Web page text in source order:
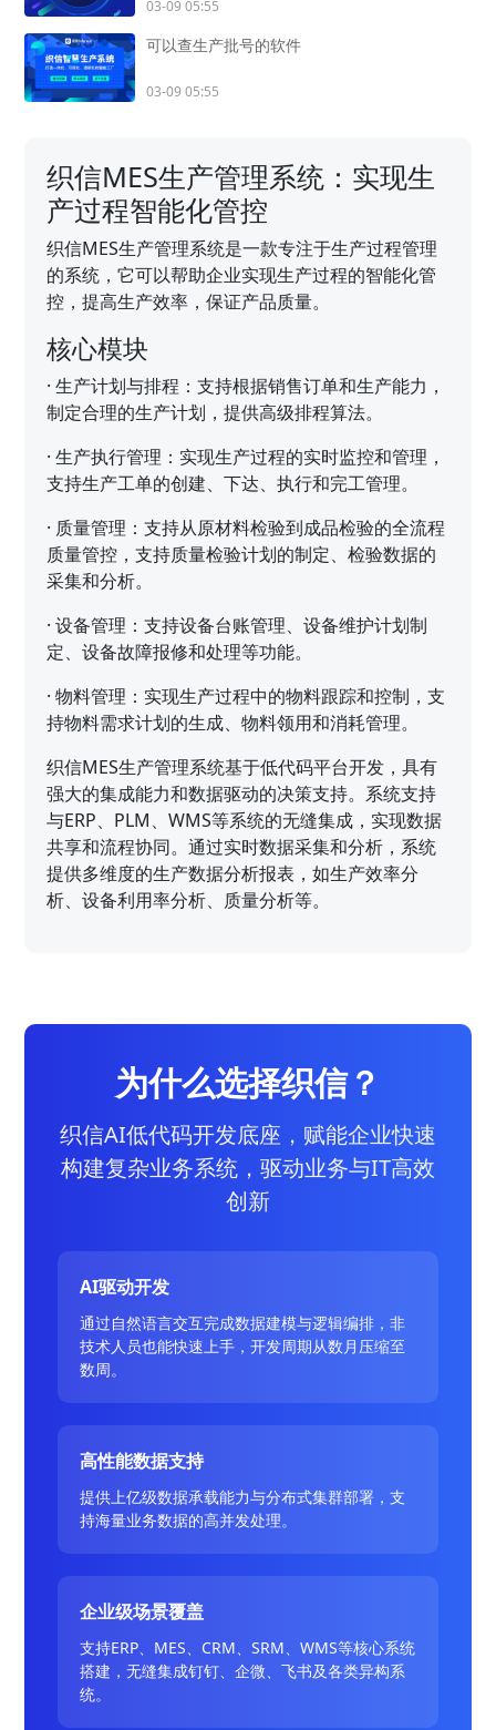
03-09 05:55
可以查生产批号的软件
03-09 05:55
织信MES生产管理系统：实现生
产过程智能化管控
织信MES生产管理系统是一款专注于生产过程管理
的系统，它可以帮助企业实现生产过程的智能化管
控，提高生产效率，保证产品质量。
核心模块
·生产计划与排程：支持根据销售订单和生产能力，
制定合理的生产计划，提供高级排程算法。
·生产执行管理：实现生产过程的实时监控和管理，
支持生产工单的创建、下达、执行和完工管理。
· 质量管理：支持从原材料检验到成品检验的全流程
质量管控，支持质量检验计划的制定、检验数据的
采集和分析。
·设备管理：支持设备台账管理、设备维护计划制
定、设备故障报修和处理等功能。
·物料管理：实现生产过程中的物料跟踪和控制，支
持物料需求计划的生成、物料领用和消耗管理。
织信MES生产管理系统基于低代码平台开发，具有
强大的集成能力和数据驱动的决策支持。系统支持
与ERP、PLM、WMS等系统的无缝集成，实现数据
共享和流程协同。通过实时数据采集和分析，系统
提供多维度的生产数据分析报表，如生产效率分
析、设备利用率分析、质量分析等。
为什么选择织信？
织信AI低代码开发底座，赋能企业快速
构建复杂业务系统，驱动业务与IT高效
创新
AI驱动开发
通过自然语言交互完成数据建模与逻辑编排，非
技术人员也能快速上手，开发周期从数月压缩至
数周。
高性能数据支持
提供上亿级数据承载能力与分布式集群部署，支
持海量业务数据的高并发处理。
企业级场景覆盖
支持ERP、MES、CRM、SRM、WMS等核心系统
搭建，无缝集成钉钉、企微、飞书及各类异构系
统。